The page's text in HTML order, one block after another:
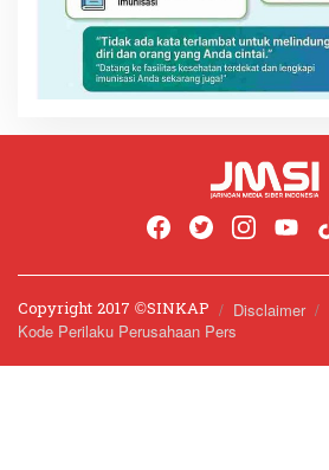
Copyright 2017 ©️SINKAP Disclaimer
Kode Perilaku Perusahaan Pers